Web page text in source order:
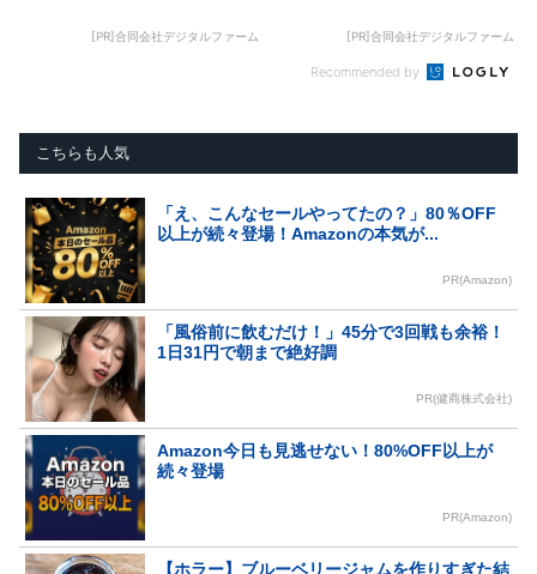
[PR]合同会社デジタルファーム [PR]合同会社デジタルファーム
Recommended by
こちらも人気
「え、こんなセールやってたの？」80％OFF
以上が続々登場！Amazonの本気が...
PR(Amazon)
「風俗前に飲むだけ！」45分で3回戦も余裕！
1日31円で朝まで絶好調
PR(健商株式会社)
Amazon今日も見逃せない！80%OFF以上が
続々登場
PR(Amazon)
【ホラー】ブルーベリージャムを作りすぎた結